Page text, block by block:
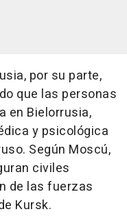
por su parte,
que las personas
en Bielorrusia,
y psicológica
Según Moscú,
civiles
de las fuerzas
Kursk.